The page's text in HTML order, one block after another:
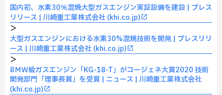
国内初、水素30％混焼大型ガスエンジン実証設備を建設 | プレス
リリース | 川崎重工業株式会社 (khi.co.jp)
＞
大型ガスエンジンにおける水素30%混焼技術を開発 | プレスリリ
ース | 川崎重工業株式会社 (khi.co.jp)
＞
8ＭＷ級ガスエンジン「KG-18-T」がコージェネ大賞2020 技術
開発部門「理事長賞」を受賞 | ニュース | 川崎重工業株式会社
(khi.co.jp)